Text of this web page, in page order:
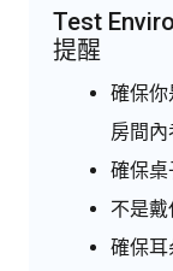
Test
提醒
確保你
房間內
確保桌
不是戴
確保耳